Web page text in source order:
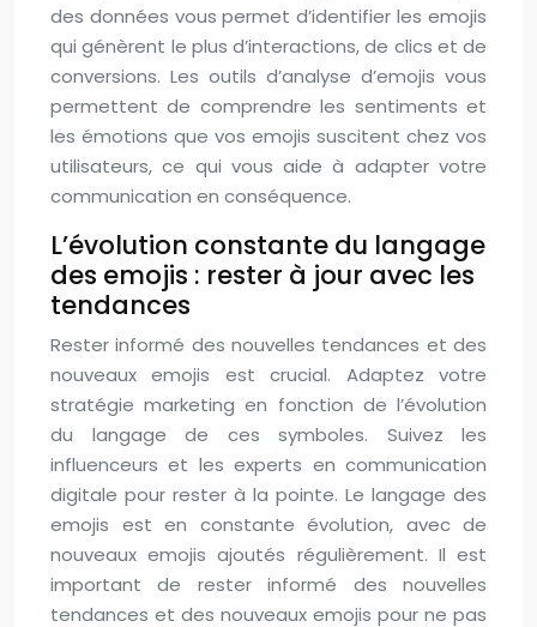
des données vous permet d’identifier les emojis
qui génèrent le plus d’interactions, de clics et de
conversions. Les outils d’analyse d’emojis vous
permettent de comprendre les sentiments et
les émotions que vos emojis suscitent chez vos
utilisateurs, ce qui vous aide à adapter votre
communication en conséquence.
L’évolution constante du langage
des emojis : rester à jour avec les
tendances
Rester informé des nouvelles tendances et des
nouveaux emojis est crucial. Adaptez votre
stratégie marketing en fonction de l’évolution
du langage de ces symboles. Suivez les
influenceurs et les experts en communication
digitale pour rester à la pointe. Le langage des
emojis est en constante évolution, avec de
nouveaux emojis ajoutés régulièrement. Il est
important de rester informé des nouvelles
tendances et des nouveaux emojis pour ne pas